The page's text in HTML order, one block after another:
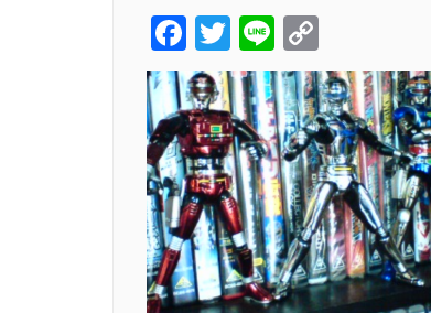
Facebook
Twitter
Line
Link